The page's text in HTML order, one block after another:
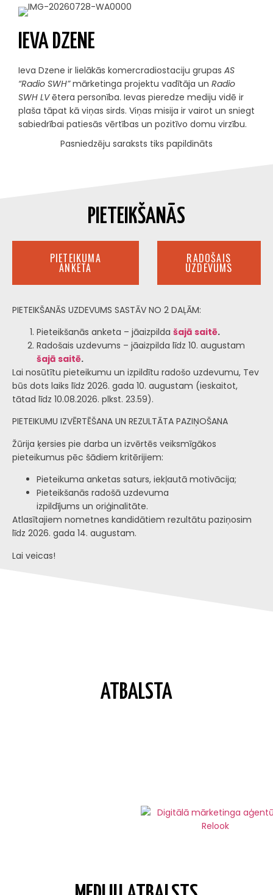
IEVA DZENE
Ieva Dzene ir lielākās komercradiostaciju grupas AS
“Radio SWH”mārketinga projektu vadītāja un Radio
SWH LVētera personība. Ievas pieredze mediju vidē ir
plaša tāpat kā viņas sirds. Viņas misija ir vairot un sniegt
sabiedrībai patiesās vērtības un pozitīvo domu virzību.
Pasniedzēju saraksts tiks papildināts
PIETEIKŠANĀS
PIETEIKUMA
ANKETA
RADOŠAIS
UZDEVUMS
PIETEIKŠANĀS UZDEVUMS SASTĀV NO 2 DAĻĀM:
Pieteikšanās anketa – jāaizpilda šajā saitē.
Radošais uzdevums – jāaizpilda līdz 10. augustam
šajā saitē.
Lai nosūtītu pieteikumu un izpildītu radošo uzdevumu, Tev
būs dots laiks līdz 2026. gada 10. augustam (ieskaitot,
tātad līdz 10.08.2026. plkst. 23.59).
PIETEIKUMU IZVĒRTĒŠANA UN REZULTĀTA PAZIŅOŠANA
Žūrija ķersies pie darba un izvērtēs veiksmīgākos
pieteikumus pēc šādiem kritērijiem:
Pieteikuma anketas saturs, iekļautā motivācija;
Pieteikšanās radošā uzdevuma
izpildījums un oriģinalitāte.
Atlasītajiem nometnes kandidātiem rezultātu paziņosim
līdz 2026. gada 14. augustam.
Lai veicas!
ATBALSTA